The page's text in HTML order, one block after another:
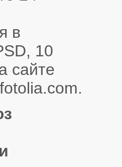
в
10
сайте